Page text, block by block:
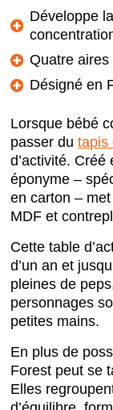
Développe la
Quatre aires
Désigné en
Lorsque bébé
passer dutapis
d’activité.
éponyme –
en carton –
MDF et
Cette table
d’un an et
pleines de
personnages
petites mains.
En plus de
Forest peut se
Elles